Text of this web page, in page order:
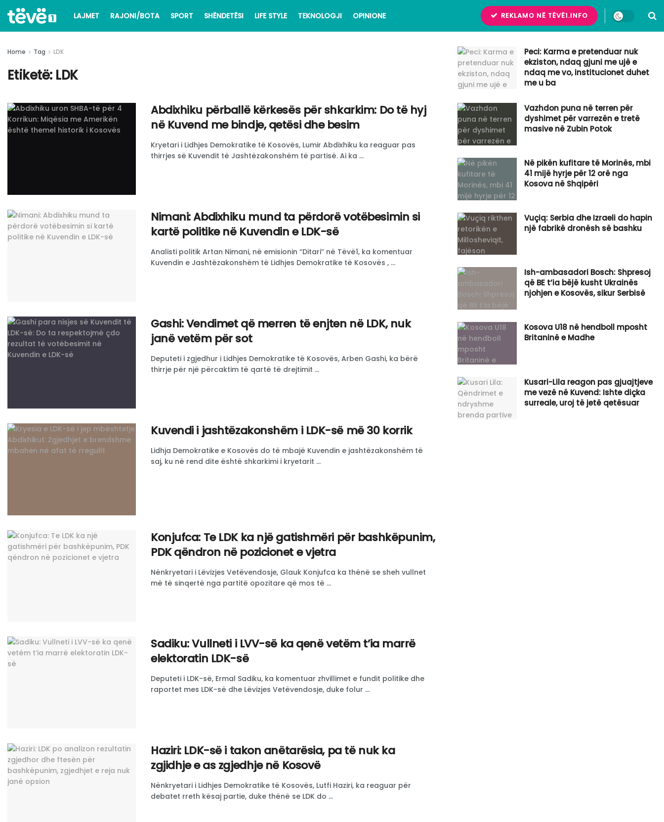
LAJMET RAJONI/BOTA SPORT SHËNDETËSI LIFE STYLE TEKNOLOGJI OPINIONE REKLAMO NË TËVË1.INFO
Home Tag LDK
Etiketë: LDK
Abdixhiku përballë kërkesës për shkarkim: Do të hyj
në Kuvend me bindje, qetësi dhe besim
Kryetari i Lidhjes Demokratike të Kosovës, Lumir Abdixhiku ka reaguar pas
thirrjes së Kuvendit të Jashtëzakonshëm të partisë. Ai ka ...
Nimani: Abdixhiku mund ta përdorë votëbesimin si
kartë politike në Kuvendin e LDK-së
Analisti politik Artan Nimani, në emisionin “Ditari” në Tëvë1, ka komentuar
Kuvendin e Jashtëzakonshëm të Lidhjes Demokratike të Kosovës , ...
Gashi: Vendimet që merren të enjten në LDK, nuk
janë vetëm për sot
Deputeti i zgjedhur i Lidhjes Demokratike të Kosovës, Arben Gashi, ka bërë
thirrje për një përcaktim të qartë të drejtimit ...
Kuvendi i jashtëzakonshëm i LDK-së më 30 korrik
Lidhja Demokratike e Kosovës do të mbajë Kuvendin e jashtëzakonshëm të
saj, ku në rend dite është shkarkimi i kryetarit ...
Konjufca: Te LDK ka një gatishmëri për bashkëpunim,
PDK qëndron në pozicionet e vjetra
Nënkryetari i Lëvizjes Vetëvendosje, Glauk Konjufca ka thënë se sheh vullnet
më të sinqertë nga partitë opozitare që mos të ...
Sadiku: Vullneti i LVV-së ka qenë vetëm t’ia marrë
elektoratin LDK-së
Deputeti i LDK-së, Ermal Sadiku, ka komentuar zhvillimet e fundit politike dhe
raportet mes LDK-së dhe Lëvizjes Vetëvendosje, duke folur ...
Haziri: LDK-së i takon anëtarësia, pa të nuk ka
zgjidhje e as zgjedhje në Kosovë
Nënkryetari i Lidhjes Demokratike të Kosovës, Lutfi Haziri, ka reaguar për
debatet rreth kësaj partie, duke thënë se LDK do ...
Peci: Karma e pretenduar nuk
ekziston, ndaq gjuni me ujë e
ndaq me vo, institucionet duhet
me u ba
Vazhdon puna në terren për
dyshimet për varrezën e tretë
masive në Zubin Potok
Në pikën kufitare të Morinës, mbi
41 mijë hyrje për 12 orë nga
Kosova në Shqipëri
Vuçiq: Serbia dhe Izraeli do hapin
një fabrikë dronësh së bashku
Ish-ambasadori Bosch: Shpresoj
që BE t’ia bëjë kusht Ukrainës
njohjen e Kosovës, sikur Serbisë
Kosova U18 në hendboll mposht
Britaninë e Madhe
Kusari-Lila reagon pas gjuajtjeve
me vezë në Kuvend: Ishte diçka
surreale, uroj të jetë qetësuar